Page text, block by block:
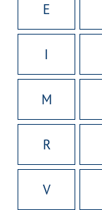
E
I
M
R
V